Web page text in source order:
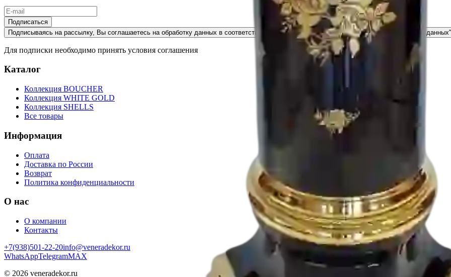
Подписаться
Подписываясь на рассылку, Вы соглашаетесь на обработку данных в соответствии с ФЗ РФ от 27.07.2006, №152 ФЗ "О персональных данных"
Для подписки необходимо принять условия соглашения
Каталог
Коллекция BOUCHER
Коллекция WHITE GOLD
Коллекция SHELLS
Все товары
Информация
Оплата
Доставка по России
Возврат
Политика конфиденциальности
О нас
О компании
Контакты
+7(938)501-22-20info@veneradekor.ru
WhatsAppTelegramMAX
© 2026 veneradekor.ru